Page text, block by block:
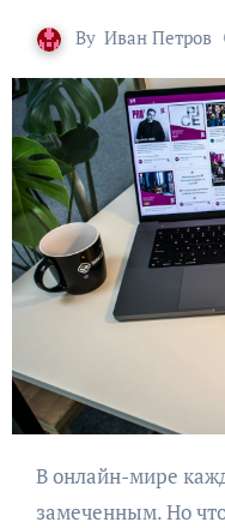
By Иван Петров
В онлайн-мире каждый мечтает быть
замеченным. Но